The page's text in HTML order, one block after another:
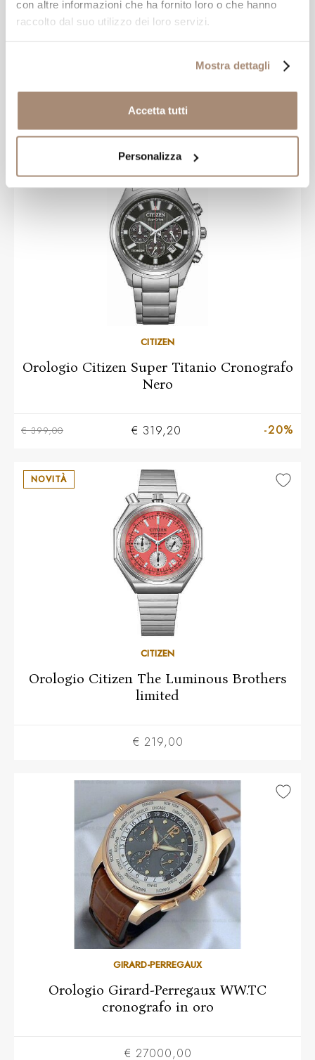
con altre informazioni che ha fornito loro o che hanno
raccolto dal suo utilizzo dei loro servizi.
Mostra dettagli
Accetta tutti
Personalizza
€ 319,20
CITIZEN
Orologio Citizen Super Titanio Cronografo
Nero
€ 399,00 € 319,20 -20%
NOVITÀ
CITIZEN
Orologio Citizen The Luminous Brothers
limited
€ 219,00
GIRARD-PERREGAUX
Orologio Girard-Perregaux WW.TC
cronografo in oro
€ 27000,00